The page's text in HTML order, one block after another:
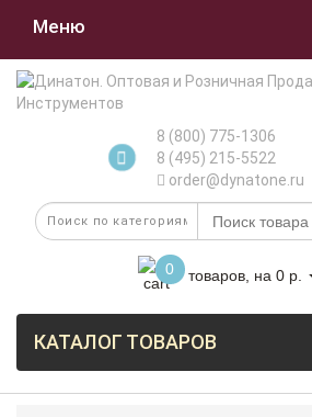
Меню
8 (800) 775-1306
8 (495) 215-5522
order@dynatone.ru
0 товаров, на 0 р.
КАТАЛОГ ТОВАРОВ